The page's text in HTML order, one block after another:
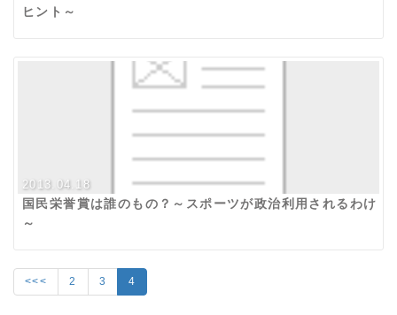
ヒント～
2013.04.18
国民栄誉賞は誰のもの？～スポーツが政治利用されるわけ
～
<<< 2 3 4